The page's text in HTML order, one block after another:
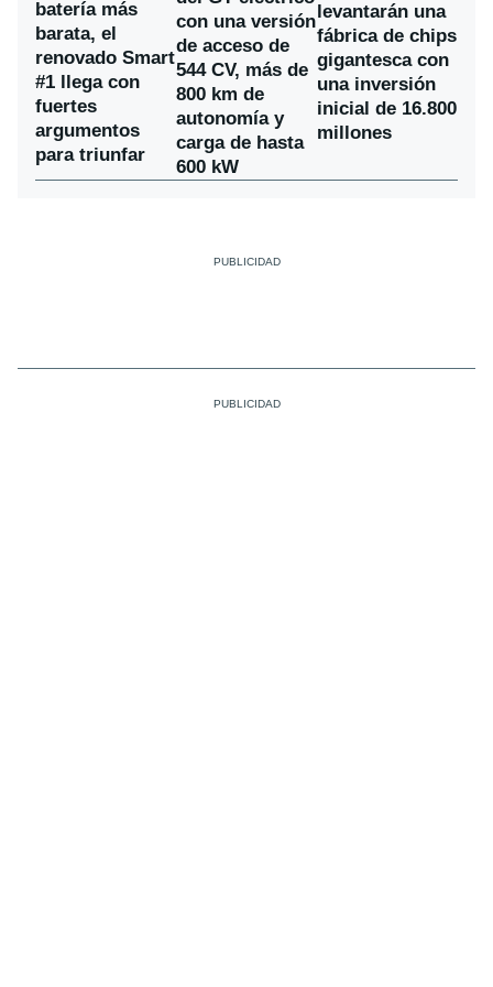
batería más
barata, el
renovado Smart
#1 llega con
fuertes
argumentos
para triunfar
con una versión
de acceso de
544 CV, más de
800 km de
autonomía y
carga de hasta
600 kW
levantarán una
fábrica de chips
gigantesca con
una inversión
inicial de 16.800
millones